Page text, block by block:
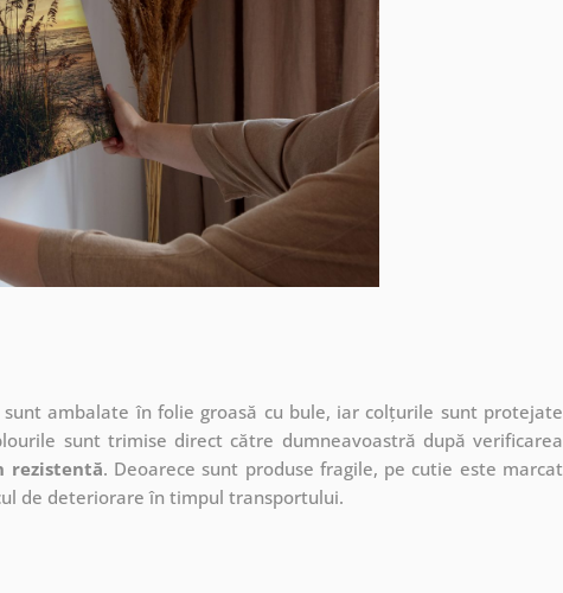
ambalate în folie groasă cu bule, iar colțurile sunt protejate
sunt trimise direct către dumneavoastră după verificarea
rezistentă. Deoarece sunt produse fragile, pe cutie este marcat
de deteriorare în timpul transportului.